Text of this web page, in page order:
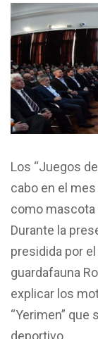
Los “Juegos
cabo en el
como mascota
Durante la
presidida por
guardafauna
explicar los
“Yerimen”
deportivo.